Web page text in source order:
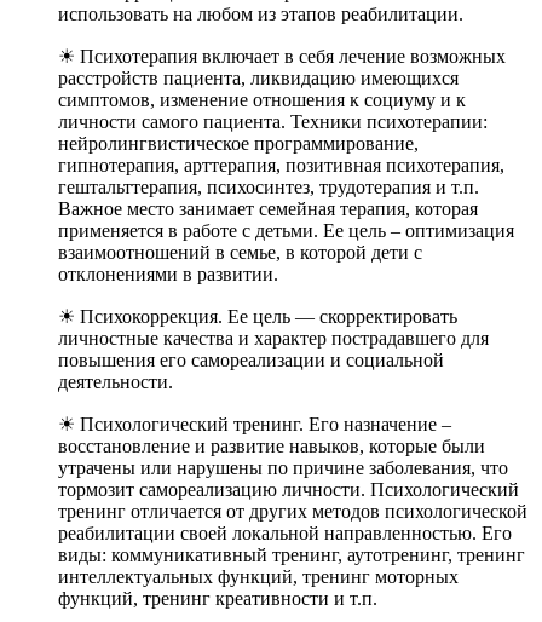
использовать на любом из этапов реабилитации.
☀ Психотерапия включает в себя лечение возможных
расстройств пациента, ликвидацию имеющихся
симптомов, изменение отношения к социуму и к
личности самого пациента. Техники психотерапии:
нейролингвистическое программирование,
гипнотерапия, арттерапия, позитивная психотерапия,
гештальттерапия, психосинтез, трудотерапия и т.п.
Важное место занимает семейная терапия, которая
применяется в работе с детьми. Ее цель – оптимизация
взаимоотношений в семье, в которой дети с
отклонениями в развитии.
☀ Психокоррекция. Ее цель — скорректировать
личностные качества и характер пострадавшего для
повышения его самореализации и социальной
деятельности.
☀ Психологический тренинг. Его назначение –
восстановление и развитие навыков, которые были
утрачены или нарушены по причине заболевания, что
тормозит самореализацию личности. Психологический
тренинг отличается от других методов психологической
реабилитации своей локальной направленностью. Его
виды: коммуникативный тренинг, аутотренинг, тренинг
интеллектуальных функций, тренинг моторных
функций, тренинг креативности и т.п.